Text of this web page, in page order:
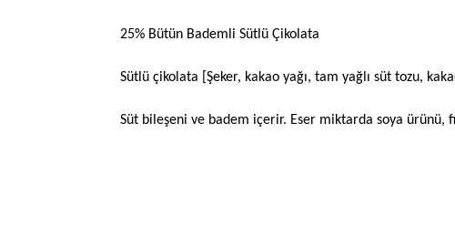
25% Bütün Bademli Sütlü Çikolata
Sütlü çikolata [Şeker, kakao yağı, tam yağlı süt tozu,
Süt bileşeni ve badem içerir. Eser miktarda soya ürünü,